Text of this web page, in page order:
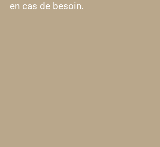
en cas de besoin.